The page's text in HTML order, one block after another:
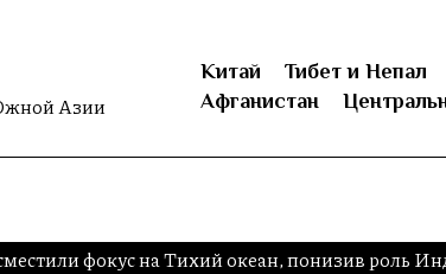
Азии
Китай Тибет и Непал
Афганистан
фокус на Тихий океан, понизив роль